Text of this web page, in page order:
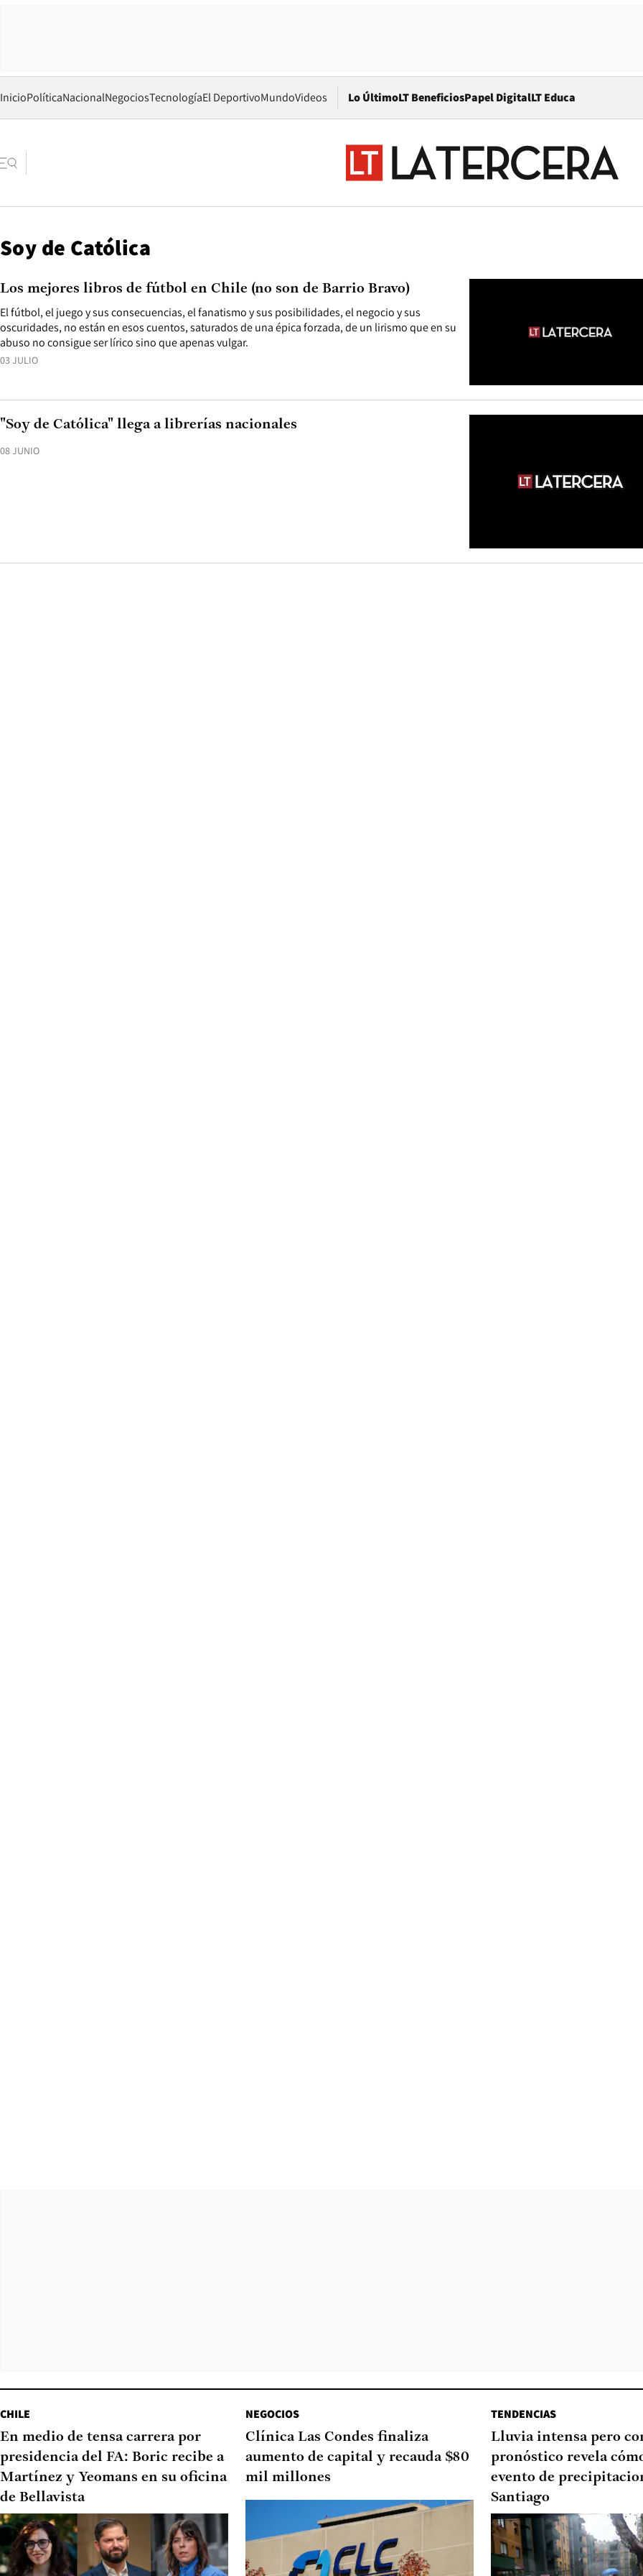
InicioPolíticaNacionalNegociosTecnologíaEl DeportivoMundoVideos Lo ÚltimoLT BeneficiosPapel DigitalOpens in new window
LT Educa
Soy de Católica
03 JULIO
El fútbol, el juego y sus consecuencias, el fanatismo y sus posibilidades, el negocio y sus
oscuridades, no están en esos cuentos, saturados de una épica forzada, de un lirismo que en su
abuso no consigue ser lírico sino que apenas vulgar.
Los mejores libros de fútbol en Chile (no son de Barrio Bravo)
08 JUNIO
"Soy de Católica" llega a librerías nacionales
CHILE
En medio de tensa carrera por
presidencia del FA: Boric recibe a
Martínez y Yeomans en su oficina
de Bellavista
NEGOCIOS
Clínica Las Condes finaliza
aumento de capital y recauda $80
mil millones
TENDENCIAS
Lluvia intensa pero
pronóstico revela
evento de
Santiago